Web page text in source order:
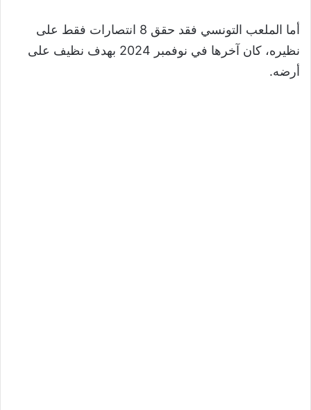
أما الملعب التونسي فقد حقق 8 انتصارات فقط على
نظيره، كان آخرها في نوفمبر 2024 بهدف نظيف على
أرضه.